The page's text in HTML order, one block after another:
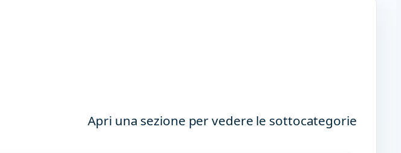
Apri una sezione per vedere le sottocategorie